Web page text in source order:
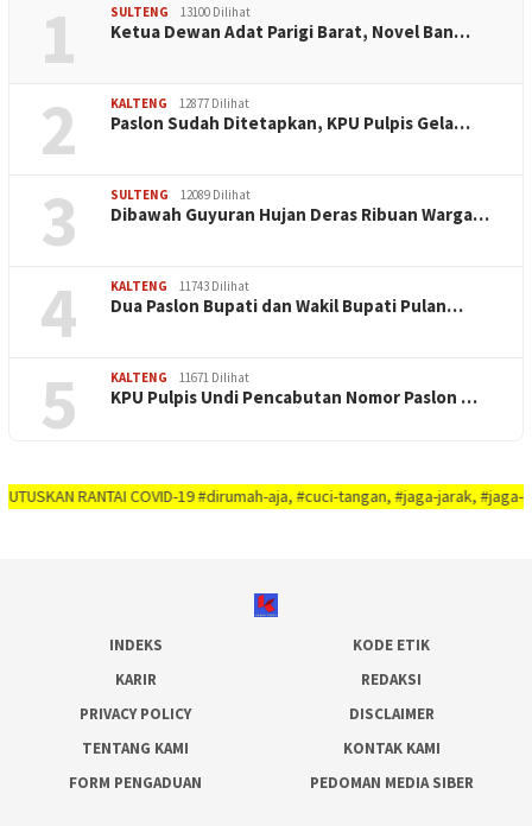
1 SULTENG 13100 Dilihat
Ketua Dewan Adat Parigi Barat, Novel Ban…
2 KALTENG 12877 Dilihat
Paslon Sudah Ditetapkan, KPU Pulpis Gela…
3 SULTENG 12089 Dilihat
Dibawah Guyuran Hujan Deras Ribuan Warga…
4 KALTENG 11743 Dilihat
Dua Paslon Bupati dan Wakil Bupati Pulan…
5 KALTENG 11671 Dilihat
KPU Pulpis Undi Pencabutan Nomor Paslon …
COVID-19 #dirumah-aja, #cuci-tangan, #jaga-jarak, #jaga-imunitas-
INDEKS
KODE ETIK
KARIR
REDAKSI
PRIVACY POLICY
DISCLAIMER
TENTANG KAMI
KONTAK KAMI
FORM PENGADUAN
PEDOMAN MEDIA SIBER